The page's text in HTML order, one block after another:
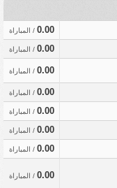
0.00 / المباراة
0.00 / المباراة
0.00 / المباراة
0.00 / المباراة
0.00 / المباراة
0.00 / المباراة
0.00 / المباراة
0.00 / المباراة